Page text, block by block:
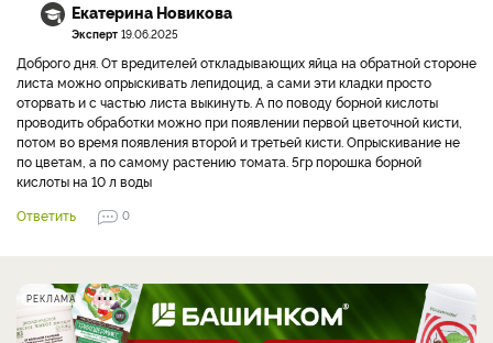
Екатерина Новикова
Эксперт 19.06.2025
Доброго дня. От вредителей откладывающих яйца на обратной стороне
листа можно опрыскивать лепидоцид, а сами эти кладки просто
оторвать и с частью листа выкинуть. А по поводу борной кислоты
проводить обработки можно при появлении первой цветочной кисти,
потом во время появления второй и третьей кисти. Опрыскивание не
по цветам, а по самому растению томата. 5гр порошка борной
кислоты на 10 л воды
Ответить
0
РЕКЛАМА